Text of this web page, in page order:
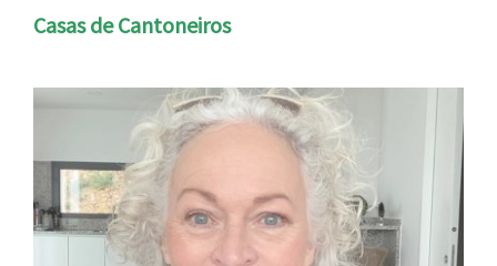
Casas de Cantoneiros